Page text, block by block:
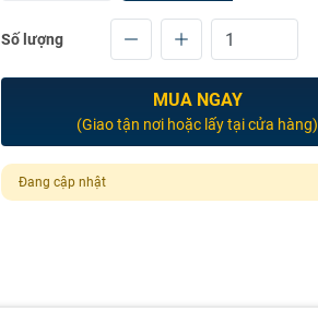
Số lượng
MUA NGAY
(Giao tận nơi hoặc lấy tại cửa hàng)
Đang cập nhật